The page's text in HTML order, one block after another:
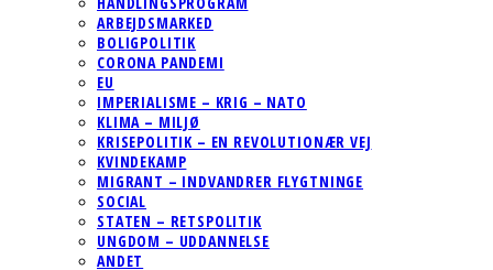
ARBEJDSMARKED
BOLIGPOLITIK
CORONA PANDEMI
EU
IMPERIALISME – KRIG – NATO
KLIMA – MILJØ
KRISEPOLITIK – EN REVOLUTIONÆR VEJ
KVINDEKAMP
MIGRANT – INDVANDRER FLYGTNINGE
SOCIAL
STATEN – RETSPOLITIK
UNGDOM – UDDANNELSE
ANDET